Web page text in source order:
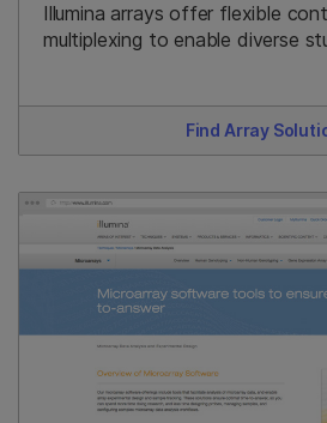
Illumina arrays offer flexible
multiplexing to enable diverse
Find Array